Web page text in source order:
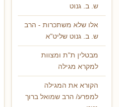
ש. ב. גנוט
אלו שלא משתכרות - הרב
ש. ב. גנוט שליט"א
מבטלין ת"ת ומצוות
למקרא מגילה
הקורא את המגילה
למפרע/ הרב שמואל ברוך